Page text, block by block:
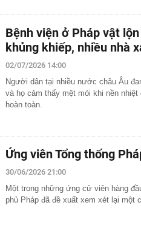
Bệnh viện ở Pháp vật
khủng khiếp, nhiều nhà
02/07/2026 14:00
Người dân tại nhiều nước châu Âu
và họ cảm thấy mệt mỏi khi nền
hoàn toàn.
Ứng viên Tổng thống
30/06/2026 21:00
Một trong những ứng cử viên hàng
phủ Pháp đã đề xuất xem xét lại một